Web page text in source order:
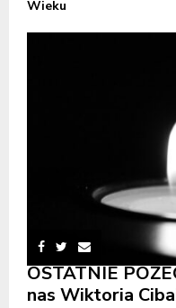
Wieku
OSTATNIE
nas Wiktoria